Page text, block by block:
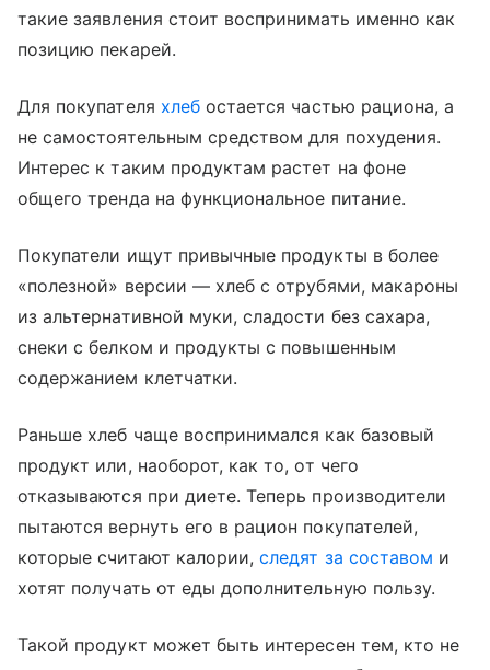
такие заявления стоит воспринимать именно как
позицию пекарей.
Для покупателя хлебостается частью рациона, а
не самостоятельным средством для похудения.
Интерес к таким продуктам растет на фоне
общего тренда на функциональное питание.
Покупатели ищут привычные продукты в более
«полезной» версии — хлеб с отрубями, макароны
из альтернативной муки, сладости без сахара,
снеки с белком и продукты с повышенным
содержанием клетчатки.
Раньше хлеб чаще воспринимался как базовый
продукт или, наоборот, как то, от чего
отказываются при диете. Теперь производители
пытаются вернуть его в рацион покупателей,
которые считают калории,следят за составом и
хотят получать от еды дополнительную пользу.
Такой продукт может быть интересен тем, кто не